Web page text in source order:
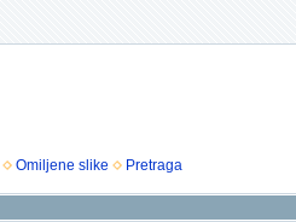
Omiljene slike Pretraga